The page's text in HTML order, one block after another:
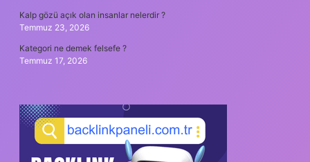
Kalp gözü açık olan insanlar nelerdir ?
Temmuz 23, 2026
Kategori ne demek felsefe ?
Temmuz 17, 2026